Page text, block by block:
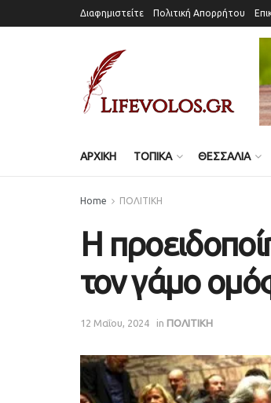
Διαφημιστείτε Πολιτική Απορρήτου
ΑΡΧΙΚΗ ΤΟΠΙΚΑ ΘΕΣΣΑΛΙΑ
Home ΠΟΛΙΤΙΚΗ
Η
τον γάμο
12 Μαΐου, 2024 in ΠΟΛΙΤΙΚΗ